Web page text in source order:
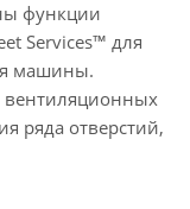
функции
Services™ для
машины.
вентиляционных
ряда отверстий,